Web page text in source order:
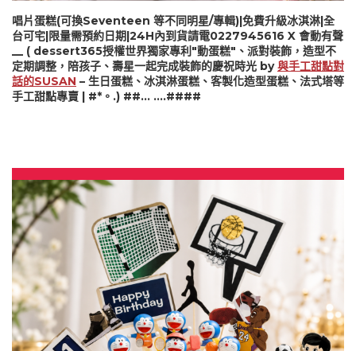
唱片蛋糕(可換Seventeen 等不同明星/專輯)|免費升級冰淇淋|全
台可宅|限量需預約日期|24H內到貨請電0227945616 X 會動有聲
__ ( dessert365授權世界獨家專利"動蛋糕"、派對裝飾，造型不
定期調整，陪孩子、壽星一起完成裝飾的慶祝時光 by與手工甜點對
話的SUSAN – 生日蛋糕、冰淇淋蛋糕、客製化造型蛋糕、法式塔等
手工甜點專賣 | #*。.) ##… ….####